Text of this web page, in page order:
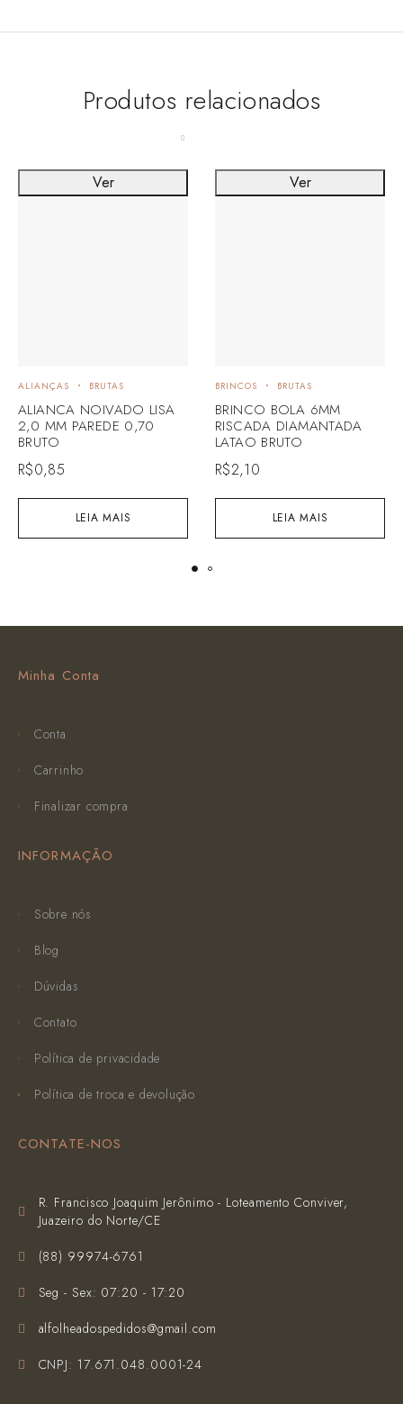
Produtos relacionados
LEIA MAIS
ALIANÇAS BRUTAS
ALIANCA NOIVADO LISA
2,0 MM PAREDE 0,70
BRUTO
R$0,85
Ver
LEIA MAIS
BRINCOS BRUTAS
BRINCO BOLA 6MM
RISCADA DIAMANTADA
LATAO BRUTO
R$2,10
Ver
Minha Conta
Conta
Carrinho
Finalizar compra
INFORMAÇÃO
Sobre nós
Blog
Dúvidas
Contato
Política de privacidade
Política de troca e devolução
CONTATE-NOS
R. Francisco Joaquim Jerônimo - Loteamento Conviver,
Juazeiro do Norte/CE
(‪88) 99974-6761‬
Seg - Sex: 07:20 - 17:20
alfolheadospedidos@gmail.com
CNPJ: 17.671.048.0001-24